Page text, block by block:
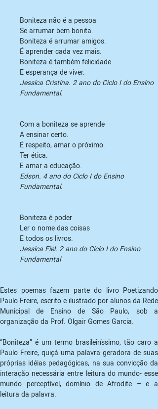
Boniteza não é a pessoa
Se arrumar bem bonita.
Boniteza é arrumar amigos.
É aprender cada vez mais.
Boniteza é também felicidade.
Jessica Cristina. 2 ano do Ciclo I do Ensino
Fundamental.
Com a boniteza se aprende
A ensinar certo.
É respeito, amar o próximo.
Ter ética.
Edson. 4 ano do Ciclo I do Ensino
Fundamental.
Boniteza é poder
Ler o nome das coisas
Jessica Fiel. 2 ano do Ciclo I do Ensino
Fundamental
Estes poemas fazem parte do livro Poetizando
Paulo Freire, escrito e ilustrado por alunos da Rede
Municipal de Ensino de São Paulo, sob a
“Boniteza” é um termo brasileiríssimo, tão caro a
Paulo Freire, quiçá uma palavra geradora de suas
próprias idéias pedagógicas, na sua convicção da
interação necessária entre leitura do mundo- esse
mundo perceptível, domínio de Afrodite – e a
leitura da palavra.